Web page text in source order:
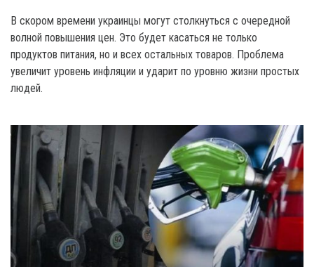
В скором времени украинцы могут столкнуться с очередной
волной повышения цен. Это будет касаться не только
продуктов питания, но и всех остальных товаров. Проблема
увеличит уровень инфляции и ударит по уровню жизни простых
людей.